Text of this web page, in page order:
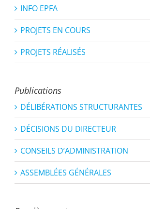
INFO EPFA
PROJETS EN COURS
PROJETS RÉALISÉS
Publications
DÉLIBÉRATIONS STRUCTURANTES
DÉCISIONS DU DIRECTEUR
CONSEILS D’ADMINISTRATION
ASSEMBLÉES GÉNÉRALES